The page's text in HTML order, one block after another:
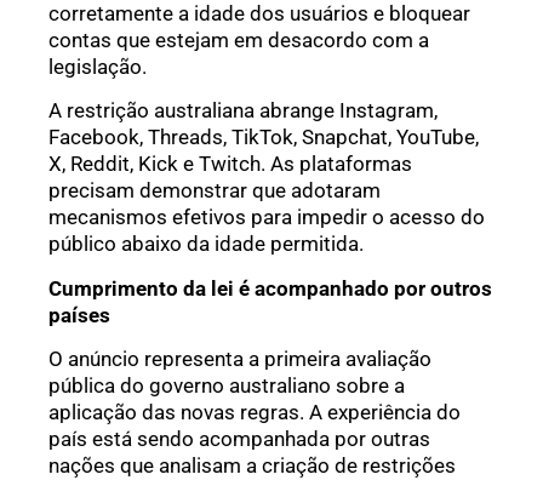
corretamente a idade dos usuários e bloquear
contas que estejam em desacordo com a
legislação.
A restrição australiana abrange Instagram,
Facebook, Threads, TikTok, Snapchat, YouTube,
X, Reddit, Kick e Twitch. As plataformas
precisam demonstrar que adotaram
mecanismos efetivos para impedir o acesso do
público abaixo da idade permitida.
Cumprimento da lei é acompanhado por outros
países
O anúncio representa a primeira avaliação
pública do governo australiano sobre a
aplicação das novas regras. A experiência do
país está sendo acompanhada por outras
nações que analisam a criação de restrições